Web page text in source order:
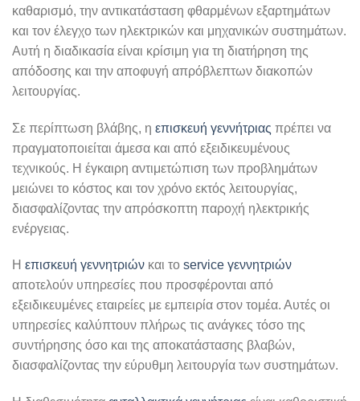
καθαρισμό, την αντικατάσταση φθαρμένων εξαρτημάτων
και τον έλεγχο των ηλεκτρικών και μηχανικών συστημάτων.
Αυτή η διαδικασία είναι κρίσιμη για τη διατήρηση της
απόδοσης και την αποφυγή απρόβλεπτων διακοπών
λειτουργίας.
Σε περίπτωση βλάβης, η επισκευή γεννήτριας πρέπει να
πραγματοποιείται άμεσα και από εξειδικευμένους
τεχνικούς. Η έγκαιρη αντιμετώπιση των προβλημάτων
μειώνει το κόστος και τον χρόνο εκτός λειτουργίας,
διασφαλίζοντας την απρόσκοπτη παροχή ηλεκτρικής
ενέργειας.
Η επισκευή γεννητριών και το service γεννητριών
αποτελούν υπηρεσίες που προσφέρονται από
εξειδικευμένες εταιρείες με εμπειρία στον τομέα. Αυτές οι
υπηρεσίες καλύπτουν πλήρως τις ανάγκες τόσο της
συντήρησης όσο και της αποκατάστασης βλαβών,
διασφαλίζοντας την εύρυθμη λειτουργία των συστημάτων.